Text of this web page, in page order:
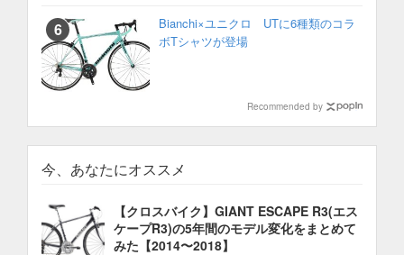
Bianchi×ユニクロ UTに6種類のコラ
ボTシャツが登場
Recommended by
今、あなたにオススメ
【クロスバイク】GIANT ESCAPE R3(エス
ケープR3)の5年間のモデル変化をまとめて
みた【2014〜2018】